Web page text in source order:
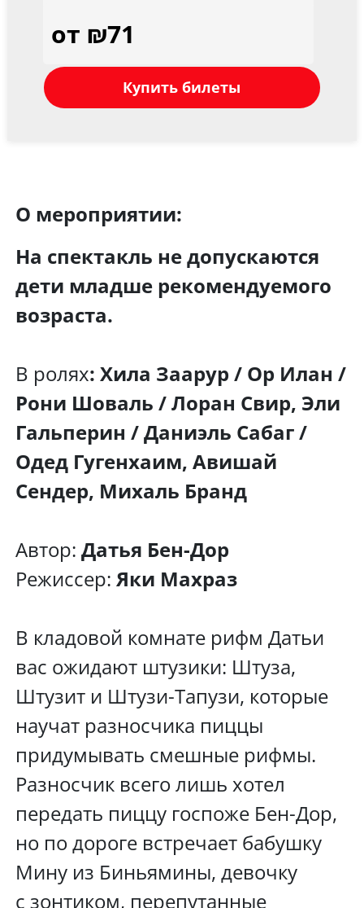
от ₪71
Купить билеты
О мероприятии:
На спектакль не допускаются
дети младше рекомендуемого
возраста.
В ролях: Хила Заарур / Ор Илан /
Рони Шоваль / Лоран Свир, Эли
Гальперин / Даниэль Сабаг /
Одед Гугенхаим, Авишай
Сендер, Михаль Бранд
Автор: Датья Бен-Дор
Режиссер: Яки Махраз
В кладовой комнате рифм Датьи
вас ожидают штузики: Штуза,
Штузит и Штузи-Тапузи, которые
научат разносчика пиццы
придумывать смешные рифмы.
Разносчик всего лишь хотел
передать пиццу госпоже Бен-Дор,
но по дороге встречает бабушку
Мину из Биньямины, девочку
с зонтиком, перепутанные